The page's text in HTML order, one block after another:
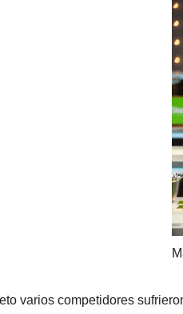
varios competidores